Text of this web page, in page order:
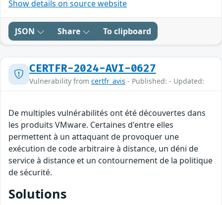
Show details on source website
JSON Share To clipboard
CERTFR-2024-AVI-0627
Vulnerability from certfr_avis - Published: - Updated:
De multiples vulnérabilités ont été découvertes dans
les produits VMware. Certaines d'entre elles
permettent à un attaquant de provoquer une
exécution de code arbitraire à distance, un déni de
service à distance et un contournement de la politique
de sécurité.
Solutions